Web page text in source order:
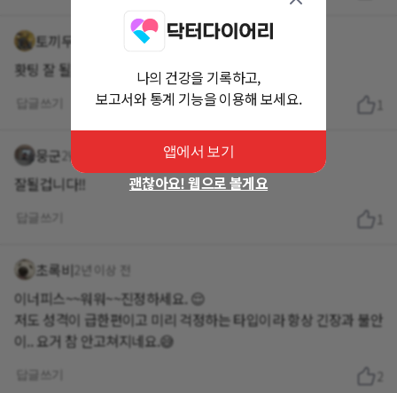
토끼두마리 2년 이상 전
홧팅 잘 될꺼예요^^
1
뭉군2년 이상 전
잘될겁니다!!
1
초록비2년 이상 전
이너피스~~워워~~진정하세요. 😌
저도 성격이 급한편이고 미리 걱정하는 타입이라 항상 긴장과 불안
이.. 요거 참 안고쳐지네요.😅
2
나의 건강을 기록하고,
보고서와 통계 기능을 이용해 보세요.
앱에서 보기
괜찮아요! 웹으로 볼게요